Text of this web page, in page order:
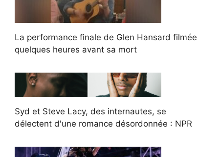
La performance finale de Glen Hansard filmée
quelques heures avant sa mort
Syd et Steve Lacy, des internautes, se
délectent d'une romance désordonnée : NPR